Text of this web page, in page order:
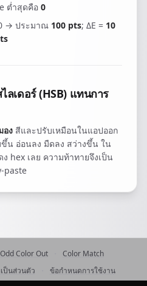
ต่ำสุดคือ 0
0 → ประมาณ 100 pts; ΔE = 10
ลเดอร์ (HSB) แทนการ
อง สีและปรับเหมือนในแอปออก
น อ่อนลง มืดลง สว่างขึ้น ใน
hex เลย ความท้าทายจึงเป็น
paste
Odd Color Out
Color Match
ป็นส่วนตัว
ข้อกำหนดการใช้งาน